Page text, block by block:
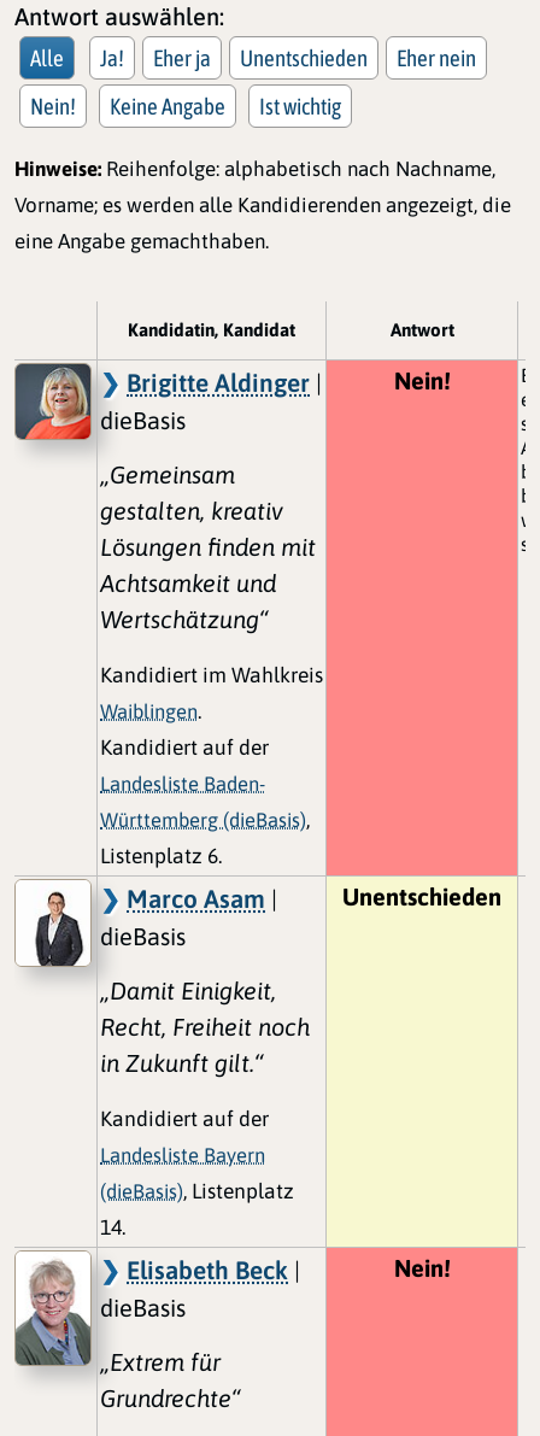
Antwort auswählen:
Alle Ja! Eher ja Unentschieden
Eher nein
Nein!
Keine Angabe Ist wichtig
Hinweise: Reihenfolge: alphabetisch nach Nachname,
Vorname; es werden alle Kandidierenden angezeigt, die
eine Angabe gemachthaben.
Kandidatin, Kandidat Antwort
Brigitte Aldinger |
dieBasis
„Gemeinsam
gestalten, kreativ
Lösungen finden mit
Achtsamkeit und
Wertschätzung“
Kandidiert im Wahlkreis
Waiblingen.
Kandidiert auf der
Landesliste Baden-
Württemberg (dieBasis),
Listenplatz 6.
Nein!
Marco Asam |
dieBasis
„Damit Einigkeit,
Recht, Freiheit noch
in Zukunft gilt.“
Kandidiert auf der
Landesliste Bayern
(dieBasis), Listenplatz
14.
Unentschieden
Elisabeth Beck |
dieBasis
„Extrem für
Grundrechte“
Nein!